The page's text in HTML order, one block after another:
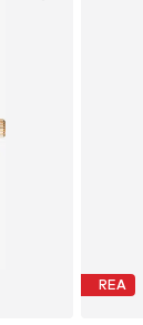
REA